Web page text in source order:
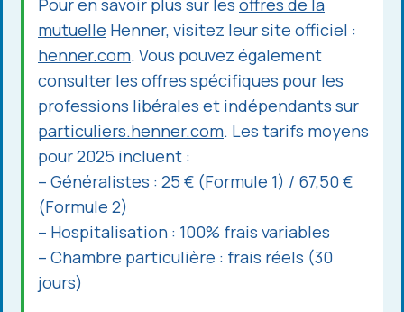
mutuelle Henner, visitez leur site officiel :
henner.com. Vous pouvez également
consulter les offres spécifiques pour les
professions libérales et indépendants sur
particuliers.henner.com. Les tarifs moyens
pour 2025 incluent :
– Généralistes : 25 € (Formule 1) / 67,50 €
(Formule 2)
– Hospitalisation : 100% frais variables
– Chambre particulière : frais réels (30
jours)